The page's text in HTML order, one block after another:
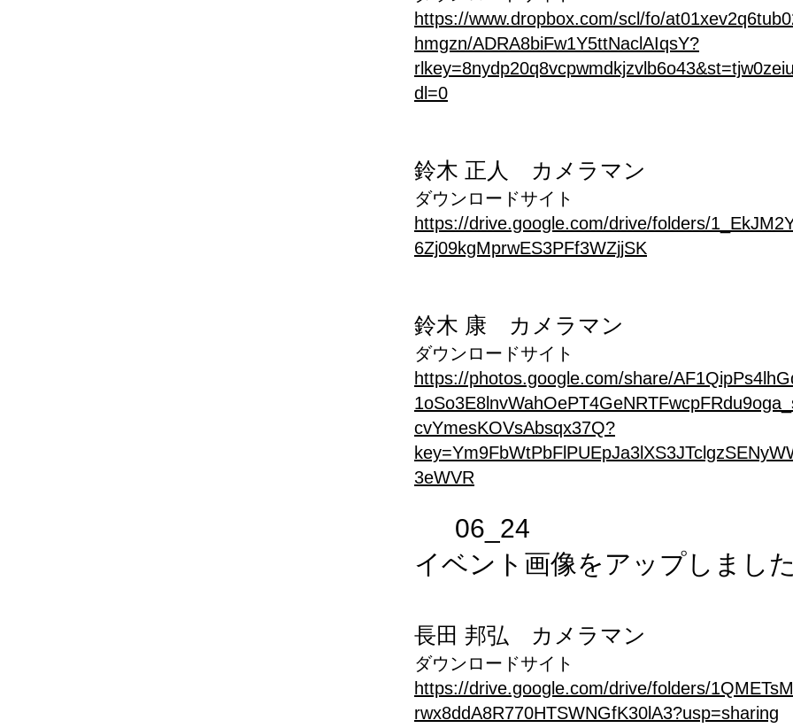
https://www.dropbox.com/scl/fo/
hmgzn/ADRA8biFw1Y5ttNaclAIqsY?
dl=0
鈴木 正人 カメラマン
ダウンロードサイト
https://drive.google.com/drive/folders/
6Zj09kgMprwES3PFf3WZjjSK
鈴木 康 カメラマン
ダウンロードサイト
https://photos.google.com/share/
cvYmesKOVsAbsqx37Q?
3eWVR
06_24
イベント画像をアップしました
長田 邦弘 カメラマン
ダウンロードサイト
https://drive.google.com/drive/folders/
rwx8ddA8R770HTSWNGfK30lA3?usp=sharing